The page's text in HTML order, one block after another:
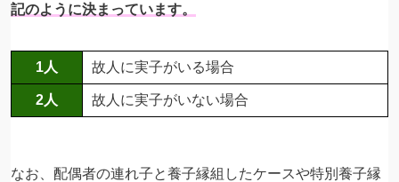
記のように決まっています。
1人 故人に実子がいる場合
2人 故人に実子がいない場合
なお、配偶者の連れ子と養子縁組したケースや特別養子縁